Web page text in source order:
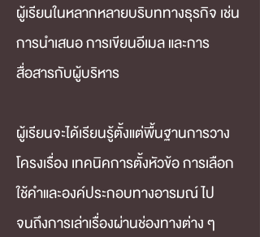
ผู้เรียนในหลากหลายบริบททางธุรกิจ เช่น
การนำเสนอ การเขียนอีเมล และการ
สื่อสารกับผู้บริหาร
ผู้เรียนจะได้เรียนรู้ตั้งแต่พื้นฐานการวาง
โครงเรื่อง เทคนิคการตั้งหัวข้อ การเลือก
ใช้คำและองค์ประกอบทางอารมณ์ ไป
จนถึงการเล่าเรื่องผ่านช่องทางต่าง ๆ